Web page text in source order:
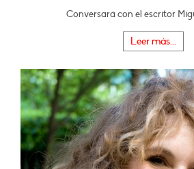
Conversará con el escritor
Leer más...